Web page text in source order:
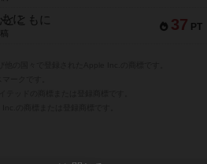
37 PT
とともに